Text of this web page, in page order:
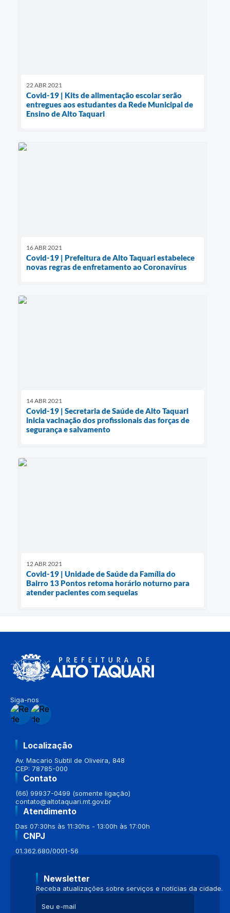
22 ABR 2021
Covid-19 | Kits de alimentação escolar serão
entregues aos estudantes da Rede Municipal de
Ensino de Alto Taquari
16 ABR 2021
Covid-19 | Prefeitura de Alto Taquari estabelece
novas regras de enfretamento ao Coronavírus
14 ABR 2021
Covid-19 | Secretaria de Saúde de Alto Taquari
inicia vacinação dos profissionais das forças de
segurança e salvamento
12 ABR 2021
Covid-19 | Unidade de Saúde da Família do
Bairro 13 Pontos retoma horário noturno para
atender pacientes com sequelas
Siga-nos
Localização
Av. Macario Subtil de Oliveira, 848
CEP: 78785-000
Contato
(66) 99937-0499 (somente ligação)
contato@altotaquari.mt.gov.br
Atendimento
Das 07:30hs às 11:30hs - 13:00h às 17:00h
CNPJ
01.362.680/0001-56
Newsletter
Receba atualizações sobre serviços e notícias da cidade.